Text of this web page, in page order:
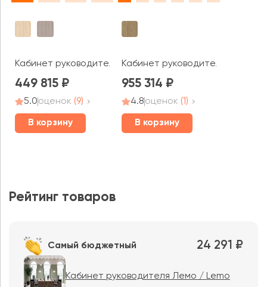
Кабинет руководителя Лайн / Line
449 815
5.0оценок (9)
В корзину
Кабинет руководителя
955 314
4.8оценок (1)
В корзину
Рейтинг товаров
Самый бюджетный 24 291 ₽
Кабинет руководителя Лемо / Lemo